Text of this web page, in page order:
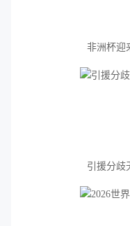
非洲杯迎
引援分歧